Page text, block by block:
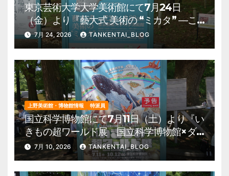
東京芸術大学大学美術館にて7月24日
（金）より『藝大式 美術の “ミカタ” ―こ
の夏、藝大生になる―』を開催。 上野公
園 美術館・博物館 混雑情報他
7月 24, 2026 TANKENTAI_BLOG
上野美術館・博物館情報 特派員
国立科学博物館にて7月11日（土）より『い
きもの超ワールド展 国立科学博物館×ダ
ーウィンが来た！』を開催。 上野公園
美術館・博物館 混雑情報他
7月 10, 2026 TANKENTAI_BLOG